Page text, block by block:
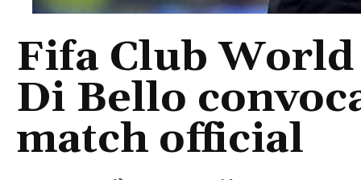
Fifa Club
Di Bello
match official